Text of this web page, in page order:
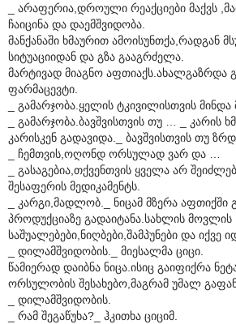
_ არაფერია,დროული რეაქციები მაქვს
ჩაიცინა და დაემშვიდობა.
მანქანაში ხმაურით ამოისუნთქა,რადგან
სიტუაციიდან და გზა გააგრძელა.
მარტივად მიაგნო აფთიაქს.ახალგაზრდა
ფარმაცევტი.
_ გამარჯობა.ყელის ტკივილისთვის მინდა
_ გამარჯობა.ბავშვისთვის თუ … _ კარის
კარისკენ გადავიდა._ ბავშვისთვის თუ
_ ჩემთვის,ოღონდ ორსულად ვარ და …
_ გასაგებია,თქვენთვის ყველა არ
შესაფერის მედიკამენტს.
_ კარგი,მადლობ._ ნიცამ მზერა
პროდუქციაზე გადაიტანა.სახლის მოვლის
საშუალებები,ნიღბები,შამპუნები და იქვე
_ დილამშვიდობის._ მიესალმა ციცი.
წამიერად დაიბნა ნიცა.ისიც გაიფიქრა
ორსულობის შესახებო,მაგრამ უმალ
_ დილამშვიდობის.
_ რამ შეგაწუხა?_ ჰკითხა ციციმ.